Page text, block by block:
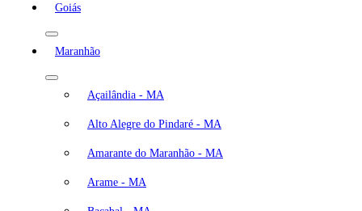
Goiás
Maranhão
Açailândia - MA
Alto Alegre do Pindaré - MA
Amarante do Maranhão - MA
Arame - MA